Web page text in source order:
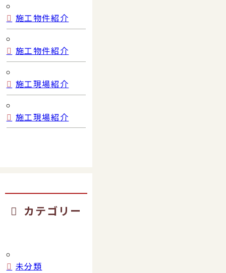
施工物件紹介
施工物件紹介
施工現場紹介
施工現場紹介
カテゴリー
未分類